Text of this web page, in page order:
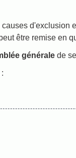
causes d'exclusion
être remise en
générale de